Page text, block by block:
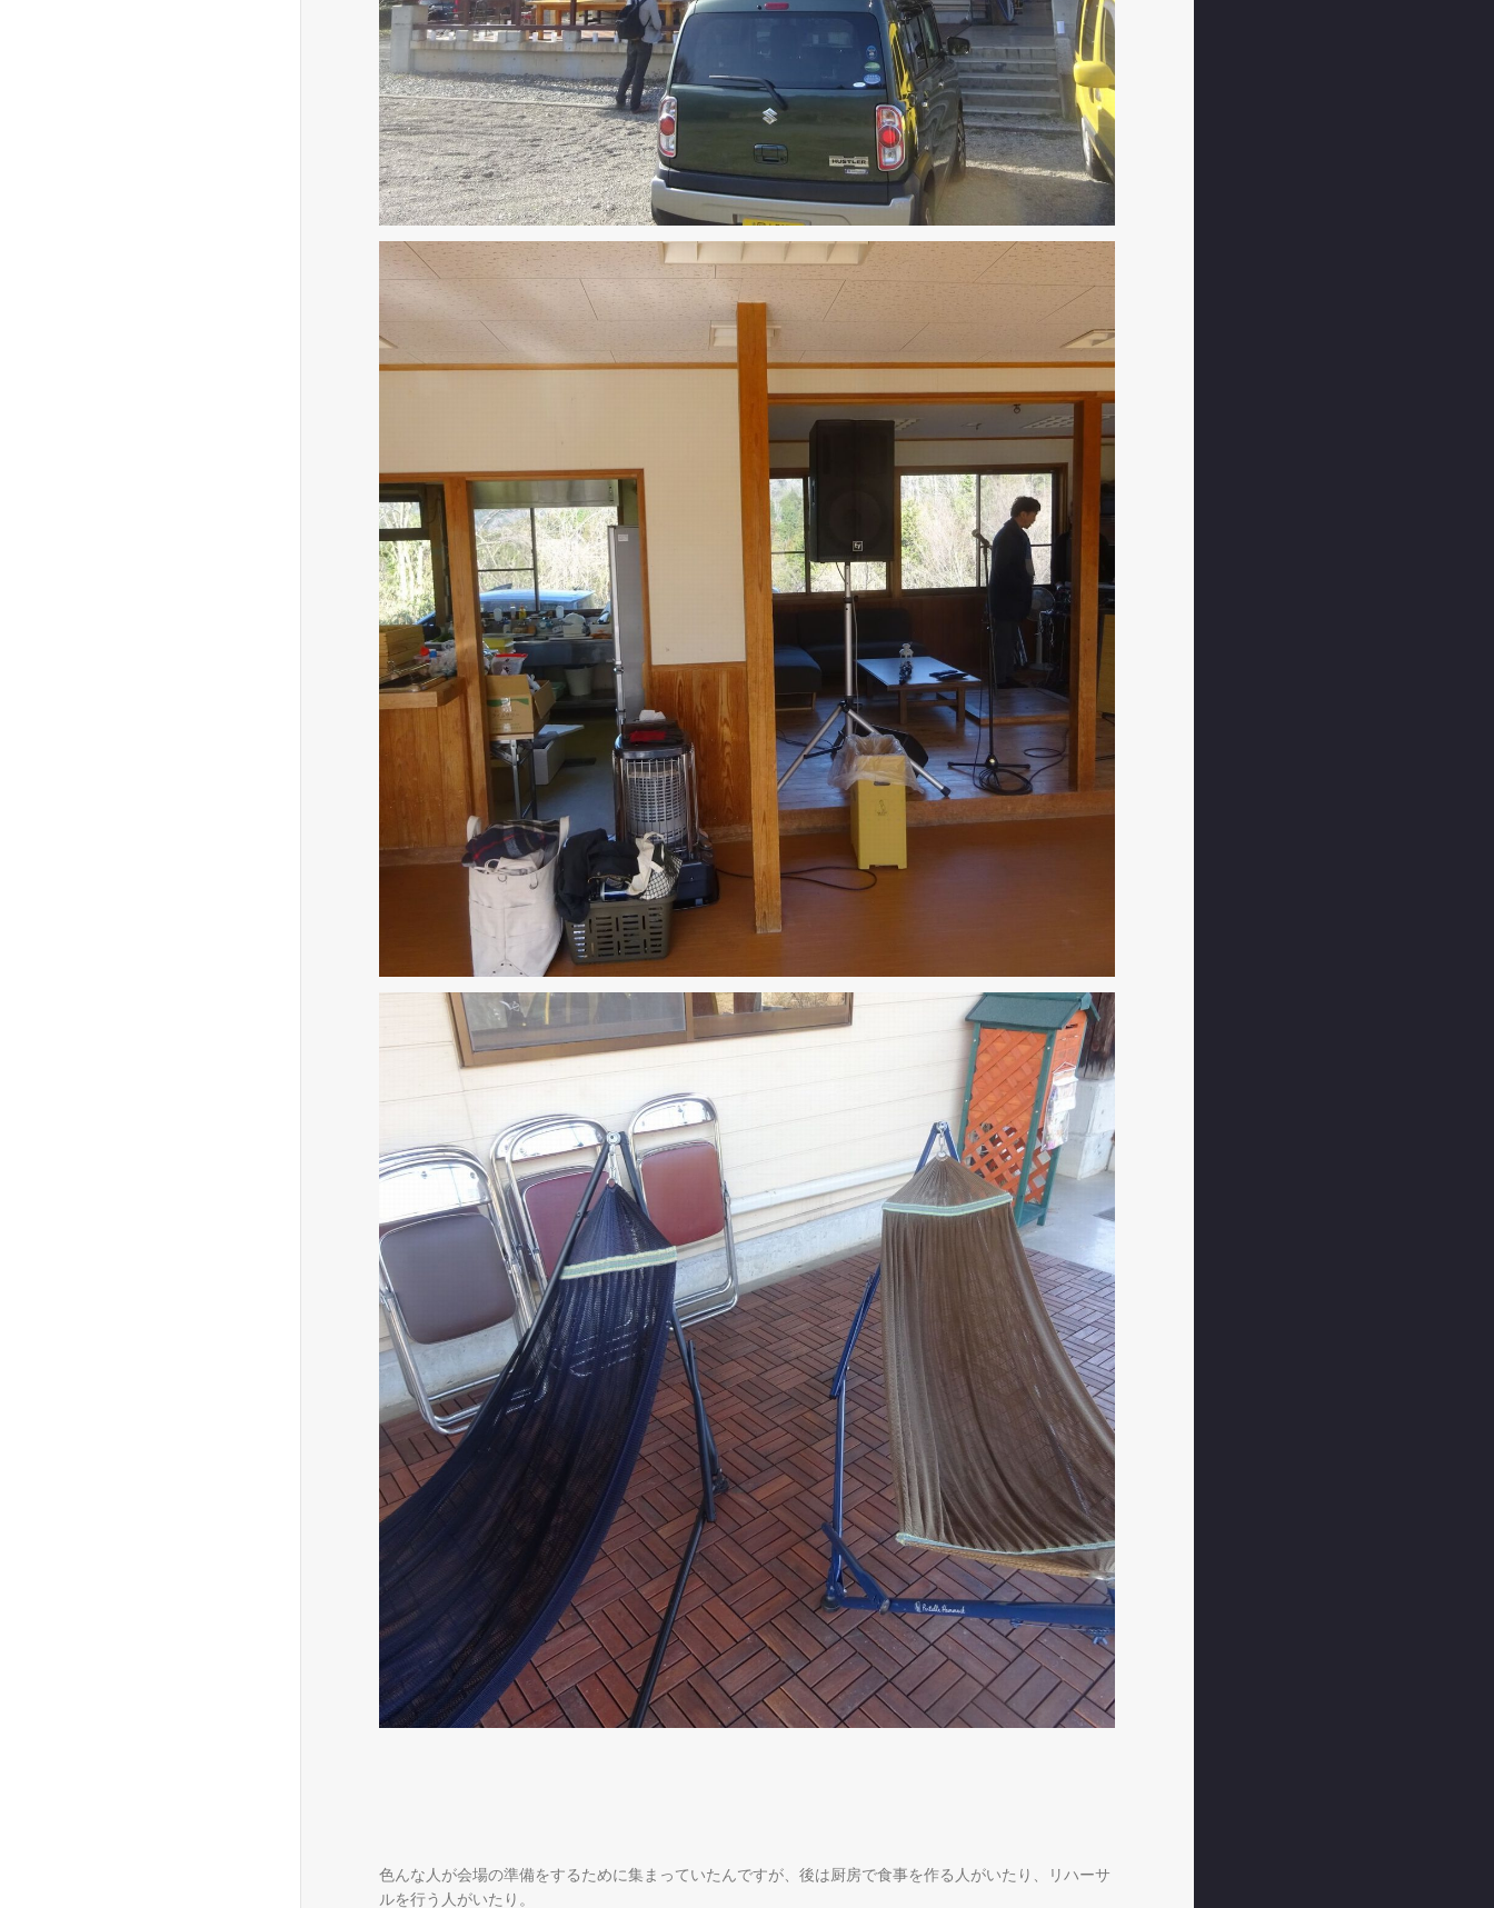
色んな人が会場の準備をするために集まっていたんですが、後は厨房で食事を作る人がいたり、リハーサ
ルを行う人がいたり。